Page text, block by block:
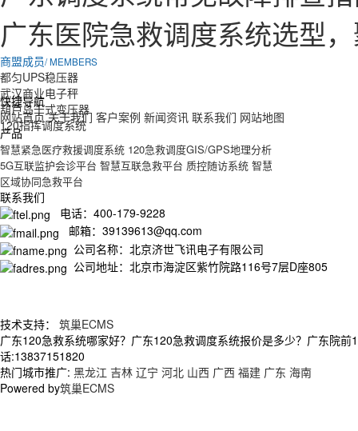
广东医院急救调度系统选型
商盟成员/ MEMBERS
都匀UPS稳压器
武汉商业电子秤
葫芦岛干式变压器
120指挥调度系统
快捷导航
网站首页 关于我们 客户案例 新闻资讯 联系我们 网站地图
产品
智慧紧急医疗救援调度系统 120急救调度GIS/GPS地理分析
5G互联监护会诊平台 智慧互联急救平台 质控随访系统 智慧
区域协同急救平台
联系我们
电话：400-179-9228
邮箱：39139613@qq.com
公司名称：北京济世飞讯电子有限公司
公司地址：北京市海淀区紫竹院路116号7层D座805
技术支持： 筑巢ECMS
广东120急救系统哪家好？广东120急救调度系统报价是多少？广东院
话:13837151820
热门城市推广: 黑龙江 吉林 辽宁 河北 山西 广西 福建 广东 海南
Powered by筑巢ECMS